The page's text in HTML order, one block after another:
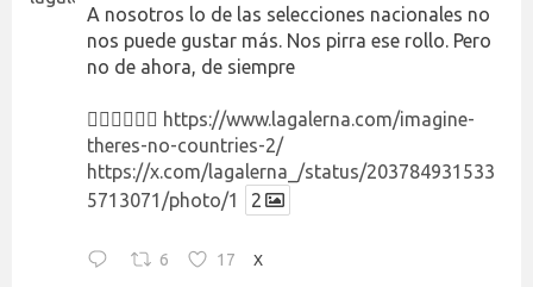
A nosotros lo de las selecciones nacionales no
nos puede gustar más. Nos pirra ese rollo. Pero
no de ahora, de siempre
👉🏻👉🏻👉🏻 https://www.lagalerna.com/imagine-
theres-no-countries-2/
https://x.com/lagalerna_/status/203784931533
5713071/photo/1
2
6 17 X